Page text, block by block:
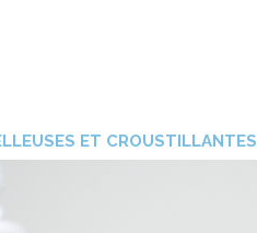
ET CROUSTILLANTES